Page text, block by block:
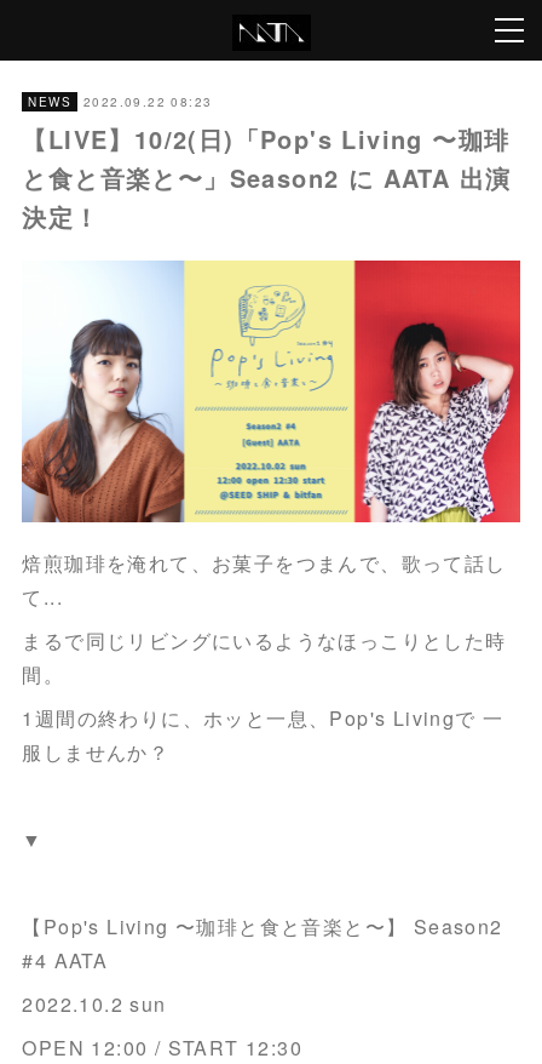
NEWS 2022.09.22 08:23
【LIVE】10/2(日)「Pop's Living 〜珈琲
と食と音楽と〜」Season2 に AATA 出演
決定！
焙煎珈琲を淹れて、お菓子をつまんで、歌って話し
て...
まるで同じリビングにいるようなほっこりとした時
間。
1週間の終わりに、ホッと一息、Pop's Livingで 一
服しませんか？
▼
【Pop's Living 〜珈琲と食と音楽と〜】 Season2
#4 AATA
2022.10.2 sun
OPEN 12:00 / START 12:30